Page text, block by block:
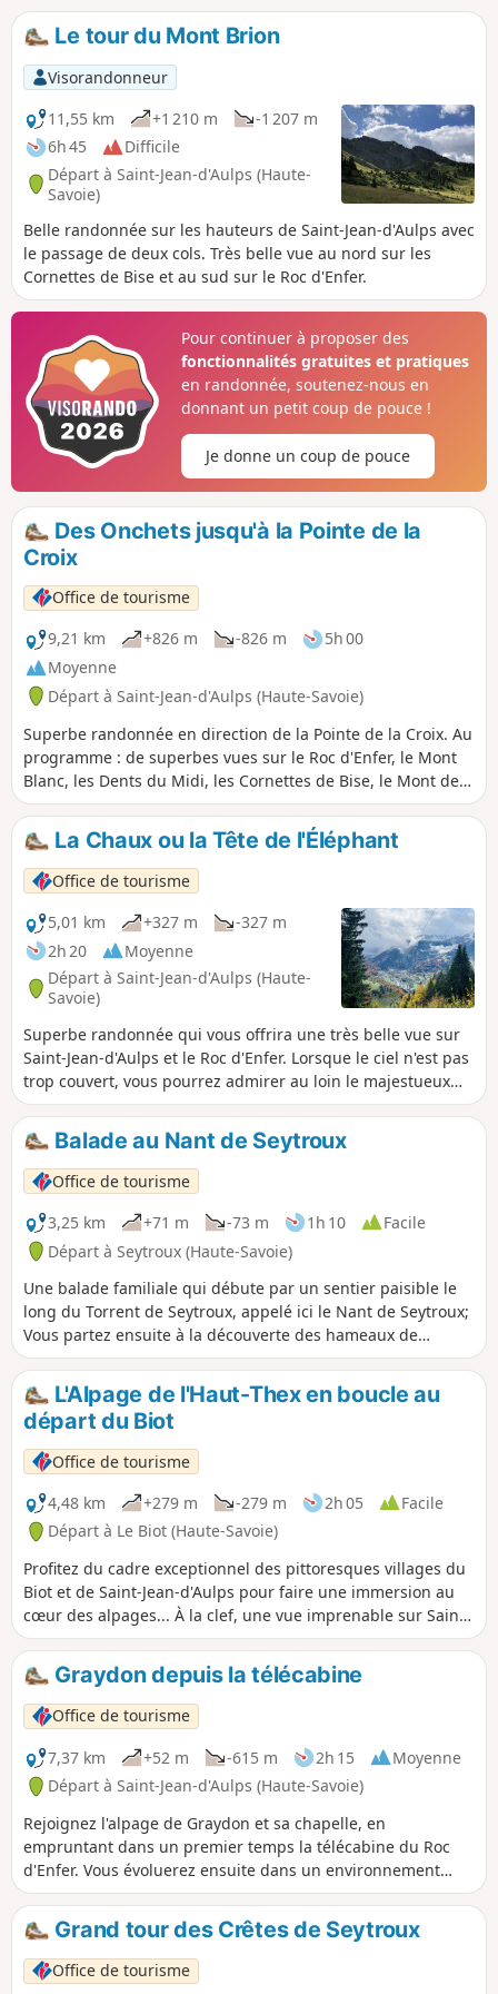
: l'Église Saint-Jean-Baptiste, l'Abbaye d'Aulps, le Pont de la
Tassonnière,etc. Avertissement : cet itinéraire traverse la
D902, ce qui représente à chaque fois un sérieux danger et
requiert beaucoup d'attention.
Le tour du Mont Brion
Visorandonneur
11,55 km
+1 210 m
-1 207 m
6h 45
Difficile
Départ à Saint-Jean-d'Aulps (Haute-
Savoie)
Belle randonnée sur les hauteurs de Saint-Jean-d'Aulps avec
le passage de deux cols. Très belle vue au nord sur les
Cornettes de Bise et au sud sur le Roc d'Enfer.
Pour continuer à proposer des
fonctionnalités gratuites et pratiques
en randonnée, soutenez-nous en
donnant un petit coup de pouce !
Je donne un coup de pouce
Des Onchets jusqu'à la Pointe de la
Croix
Office de tourisme
9,21 km
+826 m -826 m
5h 00
Moyenne
Départ à Saint-Jean-d'Aulps (Haute-Savoie)
Superbe randonnée en direction de la Pointe de la Croix. Au
programme : de superbes vues sur le Roc d'Enfer, le Mont
Blanc, les Dents du Midi, les Cornettes de Bise, le Mont de
Grange, la Dent d'Oche, le Pic de la Corne... C'est un
sommet qui se mérite.
La Chaux ou la Tête de l'Éléphant
Office de tourisme
5,01 km
+327 m
-327 m
2h 20
Moyenne
Départ à Saint-Jean-d'Aulps (Haute-
Savoie)
Superbe randonnée qui vous offrira une très belle vue sur
Saint-Jean-d'Aulps et le Roc d'Enfer. Lorsque le ciel n'est pas
trop couvert, vous pourrez admirer au loin le majestueux
Mont Blanc ! La montée à la Chaux se fait sur un chemin
carrossable et dans un cadre forestier. Celle-ci est continue,
il y n'a pas de surface plane pour faire une pause avant la
destination. Il vaut mieux la faire d'une traite ! La vue se
découvre au fur et à mesure de la randonnée. Vous
profiterez enfin d'une espace herbeux tranquille, au soleil,
avec même une table de pique-nique ! De là, vous
apprécierez la vue sur les sommets environnants : Roc
d'Enfer, Mont Blanc, Pic de la Corne, Roc de Tavaneuse.
Balade au Nant de Seytroux
Office de tourisme
3,25 km
+71 m -73 m 1h 10
Facile
Départ à Seytroux (Haute-Savoie)
Une balade familiale qui débute par un sentier paisible le
long du Torrent de Seytroux, appelé ici le Nant de Seytroux;
Vous partez ensuite à la découverte des hameaux de
Seytroux et ses habitations à l'architecture traditionnelle.
Ne manquez pas la vue sur le chef-lieu du village avec le
sommet du Pic de la Corne en arrière-plan depuis le
hameau du Crêt !
L'Alpage de l'Haut-Thex en boucle au
départ du Biot
Office de tourisme
4,48 km
+279 m -279 m 2h 05
Facile
Départ à Le Biot (Haute-Savoie)
Profitez du cadre exceptionnel des pittoresques villages du
Biot et de Saint-Jean-d'Aulps pour faire une immersion au
cœur des alpages... À la clef, une vue imprenable sur Saint-
Jean-d'Aulps, Seytroux et le Mont-Blanc ! En chemin, ne
manquez pas d'observer les fleurs alpines traditionnelles au
milieu des alpages verdoyants et l'oratoire qui se niche au
creux d'un rocher.
Graydon depuis la télécabine
Office de tourisme
7,37 km
+52 m -615 m 2h 15
Moyenne
Départ à Saint-Jean-d'Aulps (Haute-Savoie)
Rejoignez l'alpage de Graydon et sa chapelle, en
empruntant dans un premier temps la télécabine du Roc
d'Enfer. Vous évoluerez ensuite dans un environnement
paisible, entre gentianes et vaches en pâture, avec pour
toile de fond le Mont Blanc... L'Alpage de Graydon s'étend
au pied du majestueux Roc d'Enfer, les vaches et les chèvres
broutent paisiblement l'herbe grasse autour de la petite
chapelle entourée par une magnifique combe.
Grand tour des Crêtes de Seytroux
Office de tourisme